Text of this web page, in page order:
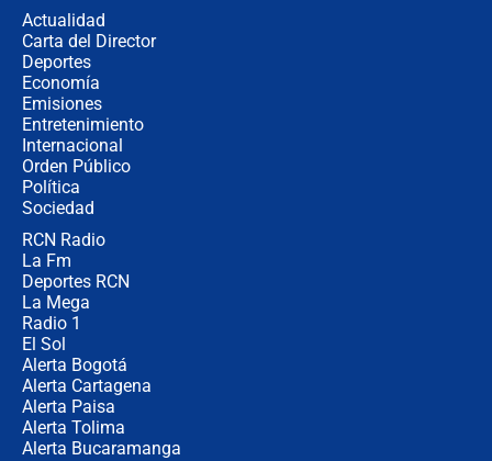
Actualidad
Carta del Director
Deportes
Economía
Emisiones
Entretenimiento
Internacional
Orden Público
Política
Sociedad
RCN Radio
La Fm
Deportes RCN
La Mega
Radio 1
El Sol
Alerta Bogotá
Alerta Cartagena
Alerta Paisa
Alerta Tolima
Alerta Bucaramanga